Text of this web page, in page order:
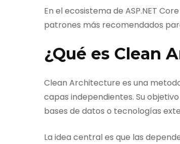
En el ecosistema de ASP.NET
patrones más recomendados
¿Qué es Clean
Clean Architecture es una
capas independientes. Su
bases de datos o tecnologías
La idea central es que las